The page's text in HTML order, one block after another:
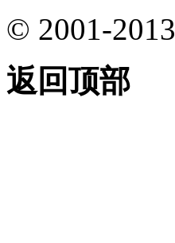
© 2001-2013
返回顶部